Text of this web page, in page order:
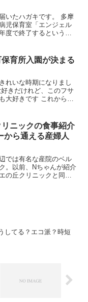
いたハガキです。 多摩
児保育室「エンジェル
度で終了するという、
計に残念です。 聞いた
低さ...
育所入園が決まる
れいな時期になりまし
きだけれど、このフサ
大好きです これからあ
。 いい加減に長すぎる
ニックの食事紹介
から通える産婦人
では有名な産院のベル
。以前、Nちゃんが紹介
の丘クリニックと同じ
してる？エコ派？時短